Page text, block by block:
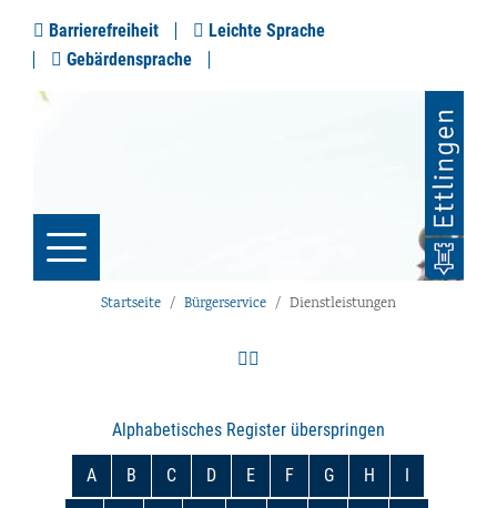
Barrierefreiheit
Leichte Sprache
Gebärdensprache
Startseite Bürgerservice Dienstleistungen
Alphabetisches Register überspringen
A B C D E F G H I